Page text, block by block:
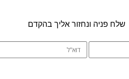
שלח פניה ונחזור אליך בהקדם